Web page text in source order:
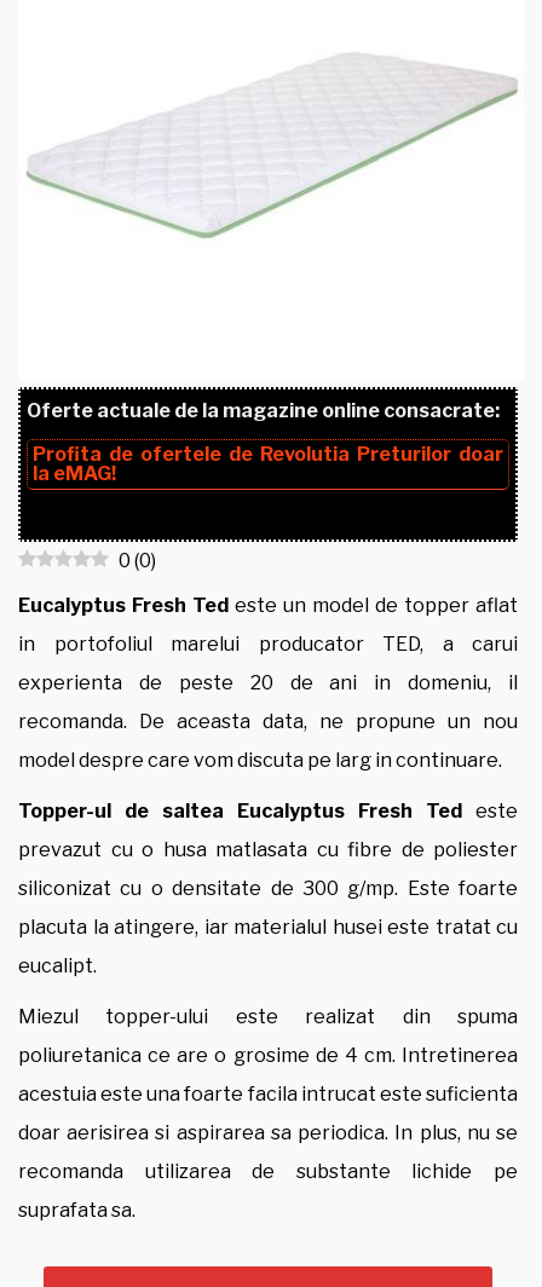
Oferte actuale de la magazine online consacrate:
Profita de ofertele de Revolutia Preturilor doar
la eMAG!
0 (0)
Eucalyptus Fresh Ted este un model de topper aflat
in portofoliul marelui producator TED, a carui
experienta de peste 20 de ani in domeniu, il
recomanda. De aceasta data, ne propune un nou
model despre care vom discuta pe larg in continuare.
Topper-ul de saltea Eucalyptus Fresh Ted este
prevazut cu o husa matlasata cu fibre de poliester
siliconizat cu o densitate de 300 g/mp. Este foarte
placuta la atingere, iar materialul husei este tratat cu
eucalipt.
Miezul topper-ului este realizat din spuma
poliuretanica ce are o grosime de 4 cm. Intretinerea
acestuia este una foarte facila intrucat este suficienta
doar aerisirea si aspirarea sa periodica. In plus, nu se
recomanda utilizarea de substante lichide pe
suprafata sa.